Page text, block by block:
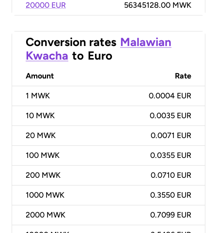
20000 EUR 56345128.00 MWK
Conversion rates Malawian
Kwacha to Euro
Amount Rate
1 MWK 0.0004 EUR
10 MWK 0.0035 EUR
20 MWK 0.0071 EUR
100 MWK 0.0355 EUR
200 MWK 0.0710 EUR
1000 MWK 0.3550 EUR
2000 MWK 0.7099 EUR